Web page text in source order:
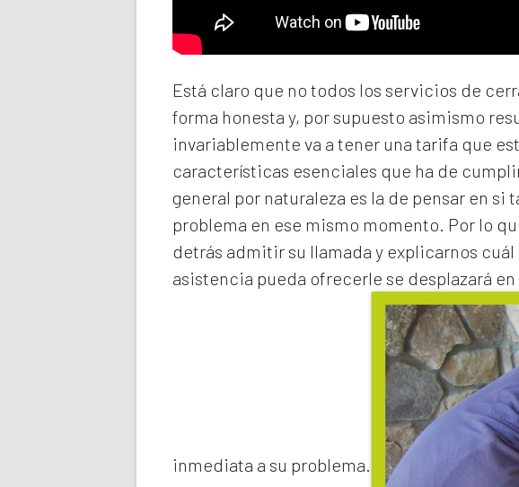
Está claro que no todos los servicios de
forma honesta y, por supuesto asimismo
invariablemente va a tener una tarifa que
características esenciales que ha de
general por naturaleza es la de pensar en
problema en ese mismo momento. Por lo
detrás admitir su llamada y explicarnos cuál
asistencia pueda ofrecerle se desplazará
inmediata a su problema.